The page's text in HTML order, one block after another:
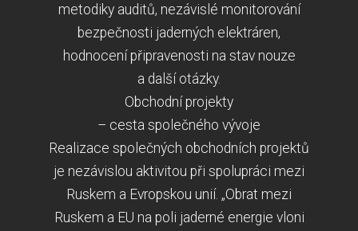
metodiky auditů, nezávislé monitorování
bezpečnosti jaderných elektráren,
hodnocení připravenosti na stav nouze
a další otázky.
Obchodní projekty
– cesta společného vývoje
Realizace společných obchodních projektů
je nezávislou aktivitou při spolupráci mezi
Ruskem a Evropskou unií. „Obrat mezi
Ruskem a EU na poli jaderné energie vloni